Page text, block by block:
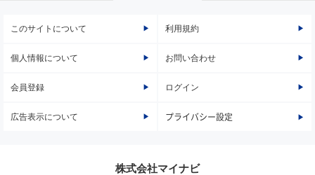
このサイトについて 利用規約
個人情報について お問い合わせ
会員登録 ログイン
広告表示について プライバシー設定
株式会社マイナビ